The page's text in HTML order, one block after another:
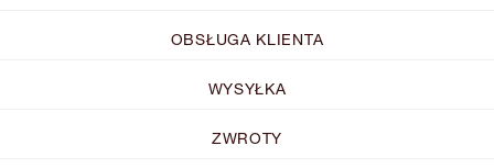
OBSŁUGA KLIENTA
WYSYŁKA
ZWROTY